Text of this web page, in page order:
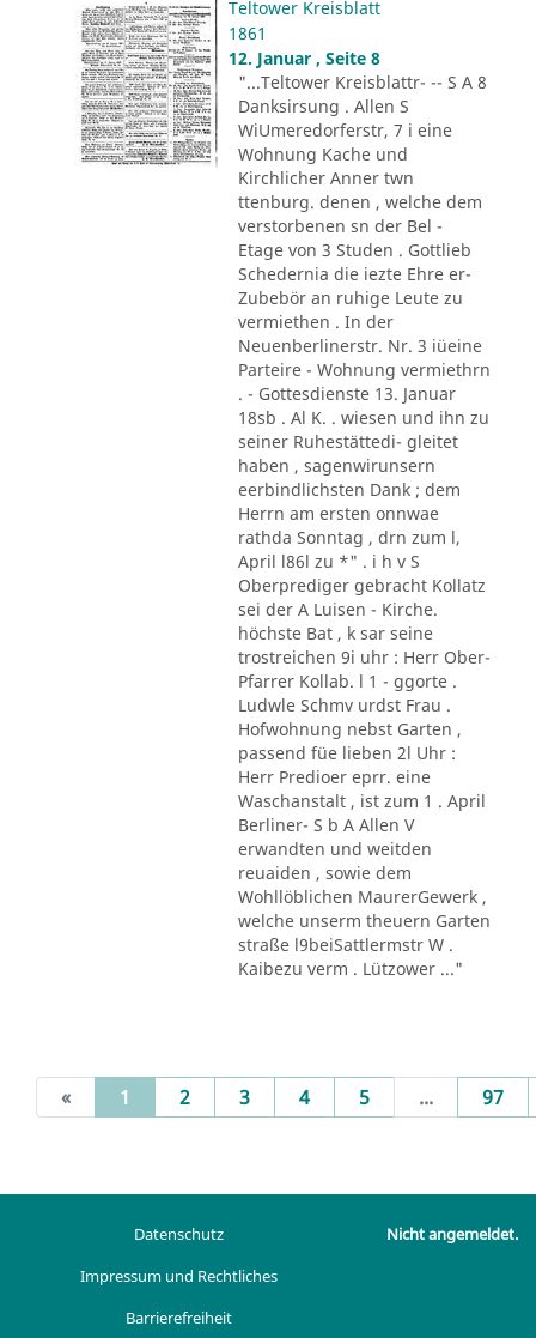
Teltower Kreisblatt
1861
12. Januar , Seite 8
"...Teltower Kreisblattr- -- S A 8
Danksirsung . Allen S
WiUmeredorferstr, 7 i eine
Wohnung Kache und
Kirchlicher Anner twn
ttenburg. denen , welche dem
verstorbenen sn der Bel -
Etage von 3 Studen . Gottlieb
Schedernia die iezte Ehre er-
Zubebör an ruhige Leute zu
vermiethen . In der
Neuenberlinerstr. Nr. 3 iüeine
Parteire - Wohnung vermiethrn
. - Gottesdienste 13. Januar
18sb . Al K. . wiesen und ihn zu
seiner Ruhestättedi- gleitet
haben , sagenwirunsern
eerbindlichsten Dank ; dem
Herrn am ersten onnwae
rathda Sonntag , drn zum l,
April l86l zu *" . i h v S
Oberprediger gebracht Kollatz
sei der A Luisen - Kirche.
höchste Bat , k sar seine
trostreichen 9i uhr : Herr Ober-
Pfarrer Kollab. l 1 - ggorte .
Ludwle Schmv urdst Frau .
Hofwohnung nebst Garten ,
passend füe lieben 2l Uhr :
Herr Predioer eprr. eine
Waschanstalt , ist zum 1 . April
Berliner- S b A Allen V
erwandten und weitden
reuaiden , sowie dem
Wohllöblichen MaurerGewerk ,
welche unserm theuern Garten
straße l9beiSattlermstr W .
Kaibezu verm . Lützower ..."
« 1 (current)
2 3 4 5 ... 97
Datenschutz
Impressum und Rechtliches
Barrierefreiheit
Nicht angemeldet.